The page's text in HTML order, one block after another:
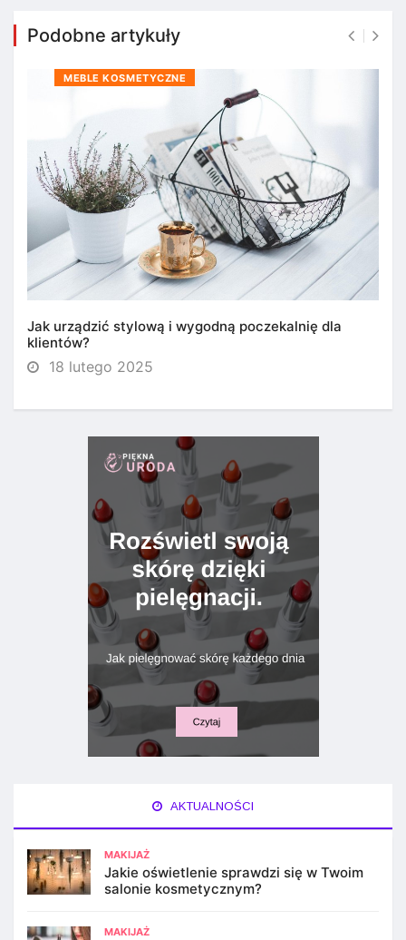
Podobne artykuły
MEBLE KOSMETYCZNE
Jak urządzić stylową i wygodną poczekalnię dla
klientów?
18 lutego 2025
AKTUALNOŚCI
MAKIJAŻ
Jakie oświetlenie sprawdzi się w Twoim
salonie kosmetycznym?
MAKIJAŻ